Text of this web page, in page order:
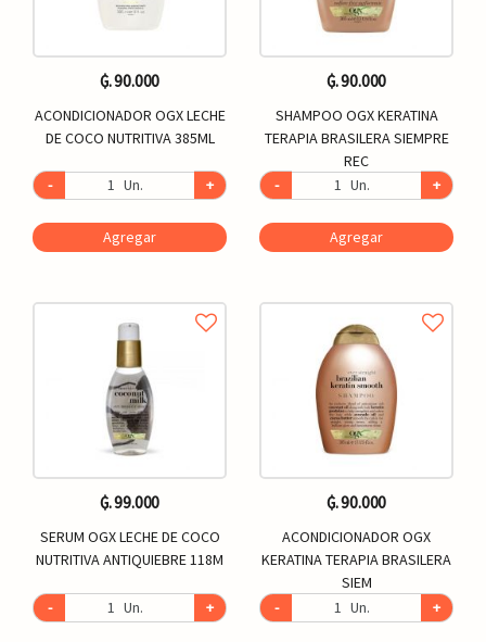
₲. 90.000
ACONDICIONADOR OGX LECHE
DE COCO NUTRITIVA 385ML
- Un. +
Agregar
₲. 99.000
SERUM OGX LECHE DE COCO
NUTRITIVA ANTIQUIEBRE 118M
- Un. +
₲. 90.000
SHAMPOO OGX KERATINA
TERAPIA BRASILERA SIEMPRE
REC
-
Un. +
Agregar
₲. 90.000
ACONDICIONADOR OGX
KERATINA TERAPIA BRASILERA
SIEM
-
Un. +